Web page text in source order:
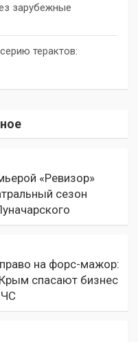
зарубежные
терактов:
«Ревизор»
сезон
на форс-мажор:
спасают бизнес
ЧС